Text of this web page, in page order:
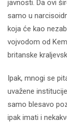
javnosti. Da ovi
samo u
koja će kao
vojvodom od
britanske
Ipak, mnogi se
uvažene
samo blesavo
ipak imati i